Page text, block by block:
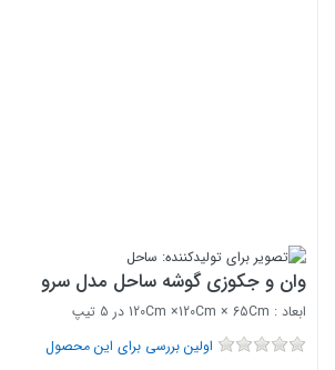
وان و جکوزی گوشه ساحل مدل سرو
ابعاد : 120Cm ×120Cm × 65Cm در 5 تیپ
اولین بررسی برای این محصول